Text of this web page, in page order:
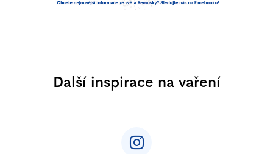
Další inspirace na vaření